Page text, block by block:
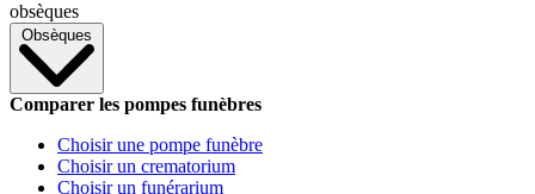
obsèques
Obsèques
Comparer les pompes funèbres
Choisir une pompe funèbre
Choisir un crematorium
Choisir un funérarium